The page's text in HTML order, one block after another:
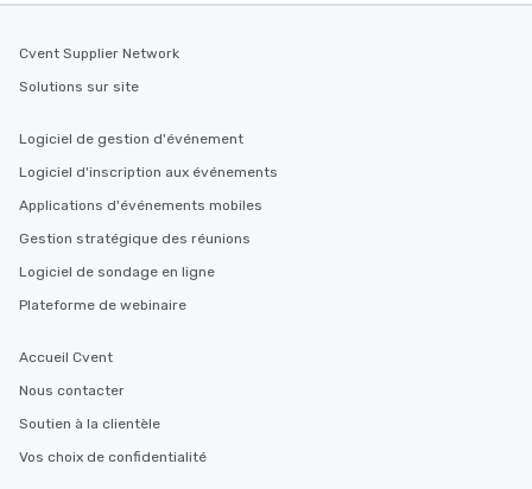
Cvent Supplier Network
Solutions sur site
Logiciel de gestion d'événement
Logiciel d'inscription aux événements
Applications d'événements mobiles
Gestion stratégique des réunions
Logiciel de sondage en ligne
Plateforme de webinaire
Accueil Cvent
Nous contacter
Soutien à la clientèle
Vos choix de confidentialité